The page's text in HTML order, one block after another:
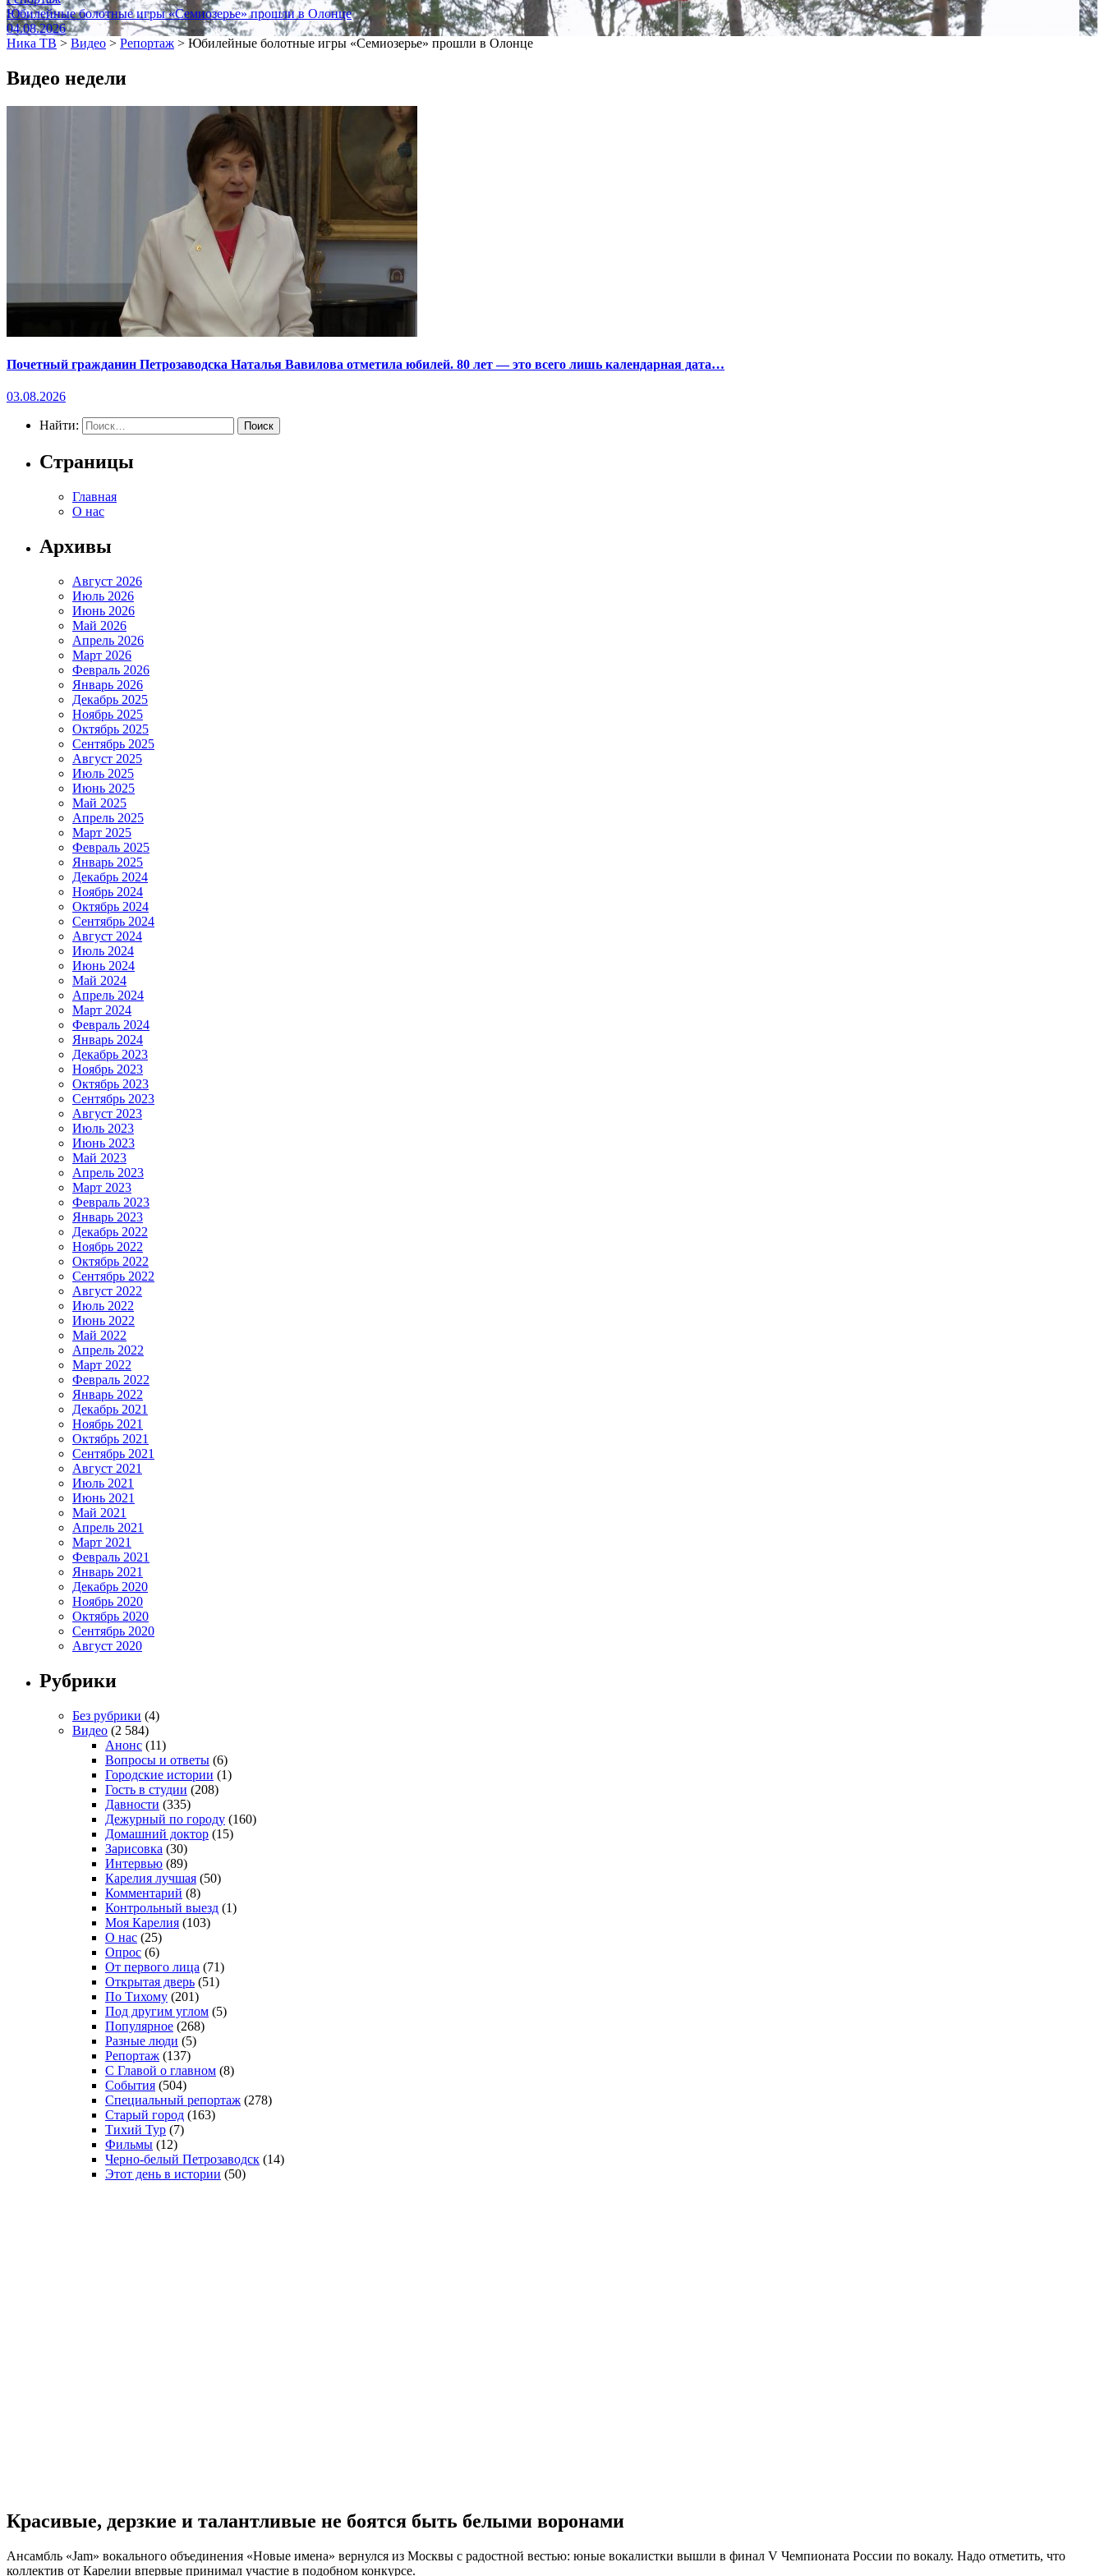
Юбилейные болотные игры «Семиозерье» прошли в Олонце
04.08.2026
Ника ТВ > Видео > Репортаж > Юбилейные болотные игры «Семиозерье» прошли в Олонце
Видео недели
Почетный гражданин Петрозаводска Наталья Вавилова отметила юбилей. 80 лет — это всего лишь календарная дата…
03.08.2026
Найти:
Страницы
Главная
О нас
Архивы
Август 2026
Июль 2026
Июнь 2026
Май 2026
Апрель 2026
Март 2026
Февраль 2026
Январь 2026
Декабрь 2025
Ноябрь 2025
Октябрь 2025
Сентябрь 2025
Август 2025
Июль 2025
Июнь 2025
Май 2025
Апрель 2025
Март 2025
Февраль 2025
Январь 2025
Декабрь 2024
Ноябрь 2024
Октябрь 2024
Сентябрь 2024
Август 2024
Июль 2024
Июнь 2024
Май 2024
Апрель 2024
Март 2024
Февраль 2024
Январь 2024
Декабрь 2023
Ноябрь 2023
Октябрь 2023
Сентябрь 2023
Август 2023
Июль 2023
Июнь 2023
Май 2023
Апрель 2023
Март 2023
Февраль 2023
Январь 2023
Декабрь 2022
Ноябрь 2022
Октябрь 2022
Сентябрь 2022
Август 2022
Июль 2022
Июнь 2022
Май 2022
Апрель 2022
Март 2022
Февраль 2022
Январь 2022
Декабрь 2021
Ноябрь 2021
Октябрь 2021
Сентябрь 2021
Август 2021
Июль 2021
Июнь 2021
Май 2021
Апрель 2021
Март 2021
Февраль 2021
Январь 2021
Декабрь 2020
Ноябрь 2020
Октябрь 2020
Сентябрь 2020
Август 2020
Рубрики
Без рубрики (4)
Видео (2 584)
Анонс (11)
Вопросы и ответы (6)
Городские истории (1)
Гость в студии (208)
Давности (335)
Дежурный по городу (160)
Домашний доктор (15)
Зарисовка (30)
Интервью (89)
Карелия лучшая (50)
Комментарий (8)
Контрольный выезд (1)
Моя Карелия (103)
О нас (25)
Опрос (6)
От первого лица (71)
Открытая дверь (51)
По Тихому (201)
Под другим углом (5)
Популярное (268)
Разные люди (5)
Репортаж (137)
С Главой о главном (8)
События (504)
Специальный репортаж (278)
Старый город (163)
Тихий Тур (7)
Фильмы (12)
Черно-белый Петрозаводск (14)
Этот день в истории (50)
Красивые, дерзкие и талантливые не боятся быть белыми воронами
Ансамбль «Jam» вокального объединения «Новые имена» вернулся из Москвы с радостной вестью: юные вокалистки вышли в финал V Чемпионата России по вокалу. Надо отметить, что
коллектив от Карелии впервые принимал участие в подобном конкурсе.